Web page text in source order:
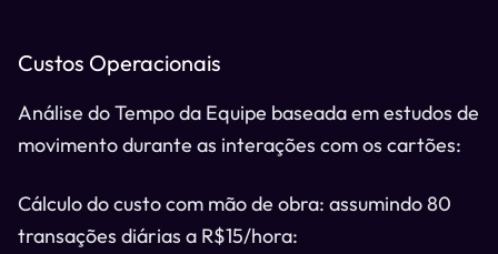
Custos Operacionais
Análise do Tempo da Equipe baseada em estudos de
movimento durante as interações com os cartões:
Cálculo do custo com mão de obra: assumindo 80
transações diárias a R$15/hora: